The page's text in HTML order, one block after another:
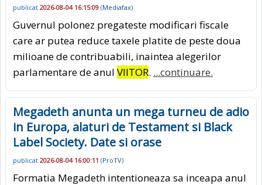
publicat 2026-08-04 16:15:09 (Mediafax)
Guvernul polonez pregateste modificari fiscale
care ar putea reduce taxele platite de peste doua
milioane de contribuabili, inaintea alegerilor
parlamentare de anul VIITOR. ...continuare.
Megadeth anunta un mega turneu de adio
in Europa, alaturi de Testament si Black
Label Society. Date si orase
publicat 2026-08-04 16:00:11 (ProTV)
Formatia Megadeth intentioneaza sa inceapa anul